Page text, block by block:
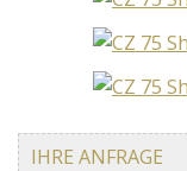
IHRE ANFRAGE